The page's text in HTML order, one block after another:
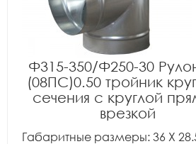
Ф315-350/Ф250-30
(08ПС)0.50 тройник
сечения с круглой
врезкой
Габаритные размеры: 36 X